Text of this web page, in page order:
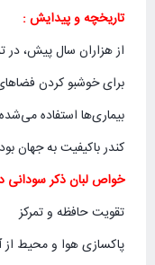
تاریخچه و پیدایش :
از هزاران سال پیش، در
برای خوشبو کردن
بیماری‌ها استفاده
کندر باکیفیت به جهان
خواص لبان ذکر
تقویت حافظه و تمرکز
پاکسازی هوا و محیط از